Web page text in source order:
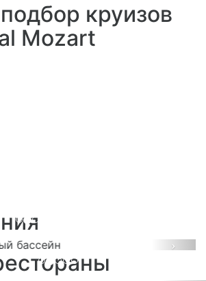
круизов
Mozart
Next
Bistro Mozart